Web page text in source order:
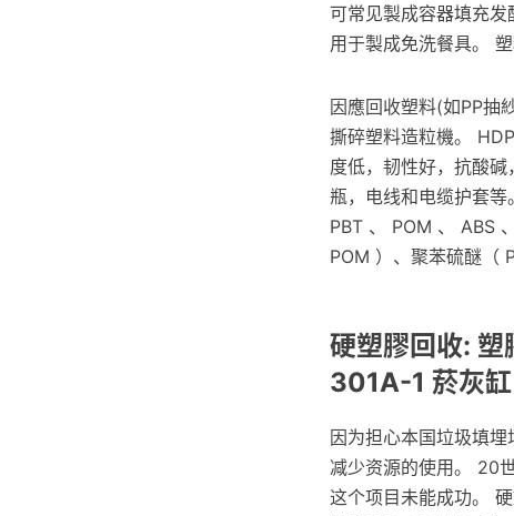
可常见製成容器填充
用于製成免洗餐具。
因應回收塑料(如PP抽
撕碎塑料造粒機。
度低，韧性好，抗酸
瓶，电线和电缆护套等
PBT 、 POM 、 ABS
POM ）、聚苯硫醚（
硬塑膠回收:
301A-1 菸灰
因为担心本国垃圾填
减少资源的使用。 20
这个项目未能成功。